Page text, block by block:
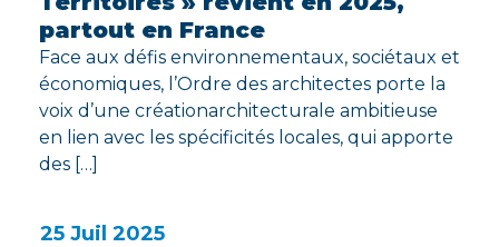
partout en France
Face aux défis environnementaux, sociétaux et
économiques, l’Ordre des architectes porte la
voix d’une créationarchitecturale ambitieuse
en lien avec les spécificités locales, qui apporte
des […]
25 Juil 2025